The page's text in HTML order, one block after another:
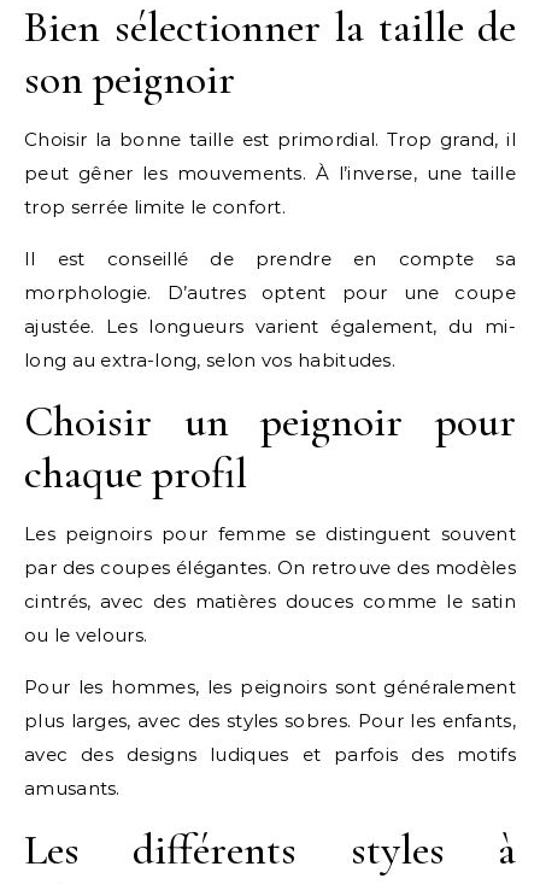
Bien sélectionner la taille de
son peignoir
Choisir la bonne taille est primordial. Trop grand, il
peut gêner les mouvements. À l’inverse, une taille
trop serrée limite le confort.
Il est conseillé de prendre en compte sa
morphologie. D’autres optent pour une coupe
ajustée. Les longueurs varient également, du mi-
long au extra-long, selon vos habitudes.
Choisir un peignoir pour
chaque profil
Les peignoirs pour femme se distinguent souvent
par des coupes élégantes. On retrouve des modèles
cintrés, avec des matières douces comme le satin
ou le velours.
Pour les hommes, les peignoirs sont généralement
plus larges, avec des styles sobres. Pour les enfants,
avec des designs ludiques et parfois des motifs
amusants.
Les différents styles à